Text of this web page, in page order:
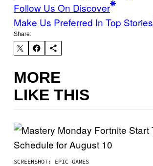
Follow Us On Discover
Make Us Preferred In Top Stories
Share:
MORE
LIKE THIS
SCREENSHOT: EPIC GAMES